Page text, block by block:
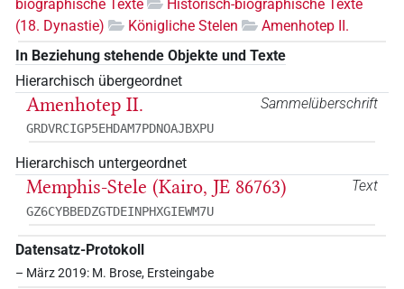
biographische Texte
Historisch-biographische Texte
(18. Dynastie)
Königliche Stelen
Amenhotep II.
In Beziehung stehende Objekte und Texte
Hierarchisch übergeordnet
Sammelüberschrift
Amenhotep II.
GRDVRCIGP5EHDAM7PDNOAJBXPU
Hierarchisch untergeordnet
Text
Memphis-Stele (Kairo, JE 86763)
GZ6CYBBEDZGTDEINPHXGIEWM7U
Datensatz-Protokoll
– März 2019: M. Brose, Ersteingabe